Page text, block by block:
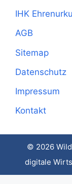
IHK
AGB
Sitemap
Datenschutz
Impressum
Kontakt
© 2026
digitale